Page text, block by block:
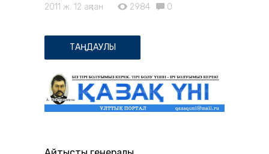
2011 ж. 12 ақпан 2984 0
ТАҢДАУЛЫ